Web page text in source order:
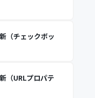
（チェックボッ
（URLプロパテ